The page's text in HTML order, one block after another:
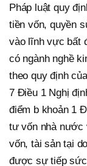
Pháp luật quy
tiền vốn, quyền
vào lĩnh vực bất
có ngành nghề
theo quy định
7 Điều 1 Nghị
điểm b khoản 1
tư vốn nhà nước
vốn, tài sản tại
được sự tiếp